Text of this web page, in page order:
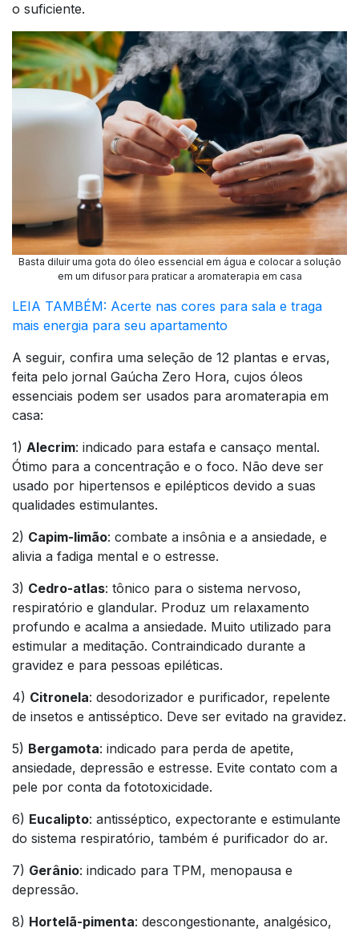
o suficiente.
Basta diluir uma gota do óleo essencial em água e colocar a solução
em um difusor para praticar a aromaterapia em casa
LEIA TAMBÉM: Acerte nas cores para sala e traga
mais energia para seu apartamento
A seguir, confira uma seleção de 12 plantas e ervas,
feita pelo jornal Gaúcha Zero Hora, cujos óleos
essenciais podem ser usados para aromaterapia em
casa:
1) Alecrim: indicado para estafa e cansaço mental.
Ótimo para a concentração e o foco. Não deve ser
usado por hipertensos e epilépticos devido a suas
qualidades estimulantes.
2) Capim-limão: combate a insônia e a ansiedade, e
alivia a fadiga mental e o estresse.
3) Cedro-atlas: tônico para o sistema nervoso,
respiratório e glandular. Produz um relaxamento
profundo e acalma a ansiedade. Muito utilizado para
estimular a meditação. Contraindicado durante a
gravidez e para pessoas epiléticas.
4) Citronela: desodorizador e purificador, repelente
de insetos e antisséptico. Deve ser evitado na gravidez.
5) Bergamota: indicado para perda de apetite,
ansiedade, depressão e estresse. Evite contato com a
pele por conta da fototoxicidade.
6) Eucalipto: antisséptico, expectorante e estimulante
do sistema respiratório, também é purificador do ar.
7) Gerânio: indicado para TPM, menopausa e
depressão.
8) Hortelã-pimenta: descongestionante, analgésico,